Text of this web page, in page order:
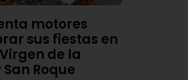
motores
sus fiestas en
de la
Roque